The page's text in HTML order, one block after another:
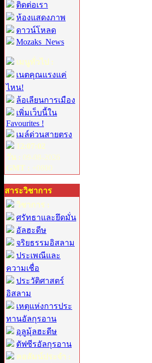
ติดต่อเรา
ห้องแสดงภาพ
ดาวน์โหลด
Mozaks_News
เมนูทั่วไป :
เนตคุณแรงแค่
ไหน!
ล้อเลียนการเมือง
เพิ่มเว็บนี้ใน
Favourites !
เมล์ด่วนสายตรง
12:07:02
วัน : 09-08-2026
GMT : +0800
สาระวิชาการ
วิชาการ :
ศรัทธาและยึดมั่น
อัลฮะดีษ
จริยธรรมอิสลาม
ประเพณีและ
ความเชื่อ
ประวัติศาสตร์
อิสลาม
เหตุแห่งการประ
ทานอัลกุรอาน
อุลูมุ้ลฮะดีษ
ตัฟซีรอัลกุรอาน
คอลัมน์ประจำ :